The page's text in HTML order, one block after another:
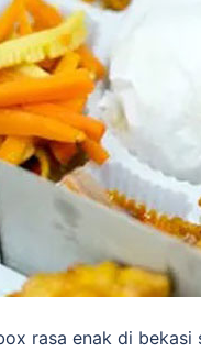
rasa enak di